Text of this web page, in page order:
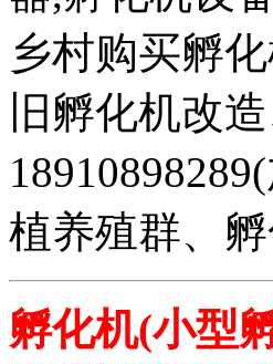
乡村购买孵
旧孵化机改
植养殖群、
孵化机(小型